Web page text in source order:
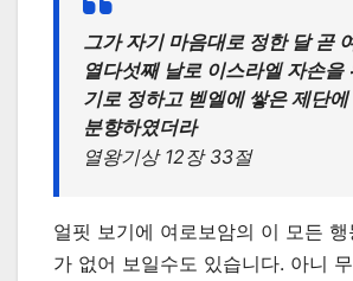
그가 자기 마음대로 정한 달 곧
열다섯째 날로 이스라엘 자손을
기로 정하고 벧엘에 쌓은 제단
분향하였더라
열왕기상 12장 33절
얼핏 보기에 여로보암의 이 모든
가 없어 보일수도 있습니다. 아니